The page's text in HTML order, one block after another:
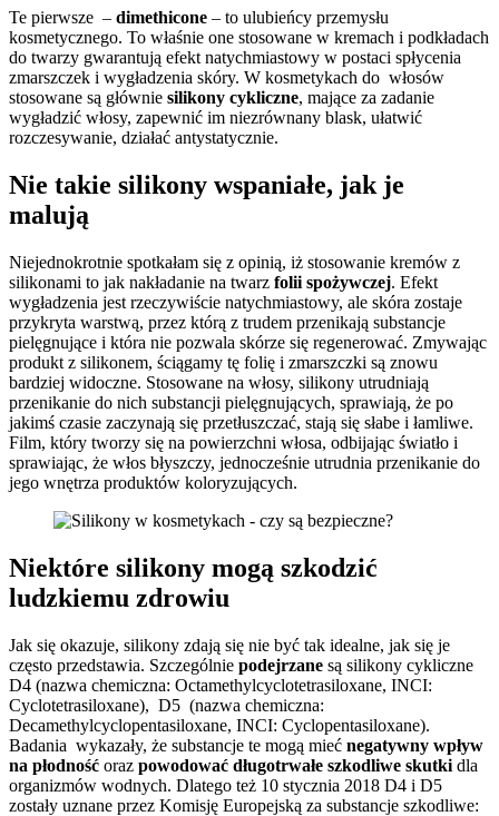
Te pierwsze – dimethicone – to ulubieńcy przemysłu
kosmetycznego. To właśnie one stosowane w kremach i podkładach
do twarzy gwarantują efekt natychmiastowy w postaci spłycenia
zmarszczek i wygładzenia skóry. W kosmetykach do włosów
stosowane są głównie silikony cykliczne, mające za zadanie
wygładzić włosy, zapewnić im niezrównany blask, ułatwić
rozczesywanie, działać antystatycznie.
Nie takie silikony wspaniałe, jak je
malują
Niejednokrotnie spotkałam się z opinią, iż stosowanie kremów z
silikonami to jak nakładanie na twarz folii spożywczej. Efekt
wygładzenia jest rzeczywiście natychmiastowy, ale skóra zostaje
przykryta warstwą, przez którą z trudem przenikają substancje
pielęgnujące i która nie pozwala skórze się regenerować. Zmywając
produkt z silikonem, ściągamy tę folię i zmarszczki są znowu
bardziej widoczne. Stosowane na włosy, silikony utrudniają
przenikanie do nich substancji pielęgnujących, sprawiają, że po
jakimś czasie zaczynają się przetłuszczać, stają się słabe i łamliwe.
Film, który tworzy się na powierzchni włosa, odbijając światło i
sprawiając, że włos błyszczy, jednocześnie utrudnia przenikanie do
jego wnętrza produktów koloryzujących.
Niektóre silikony mogą szkodzić
ludzkiemu zdrowiu
Jak się okazuje, silikony zdają się nie być tak idealne, jak się je
często przedstawia. Szczególnie podejrzane są silikony cykliczne
D4 (nazwa chemiczna: Octamethylcyclotetrasiloxane, INCI:
Cyclotetrasiloxane), D5 (nazwa chemiczna:
Decamethylcyclopentasiloxane, INCI: Cyclopentasiloxane).
Badania wykazały, że substancje te mogą mieć negatywny wpływ
na płodność oraz powodować długotrwałe szkodliwe skutki dla
organizmów wodnych. Dlatego też 10 stycznia 2018 D4 i D5
zostały uznane przez Komisję Europejską za substancje szkodliwe: